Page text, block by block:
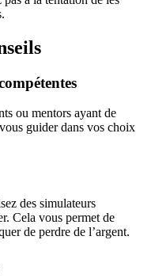
ou mentors ayant de
guider dans vos choix
des simulateurs
Cela vous permet de
de perdre de l’argent.